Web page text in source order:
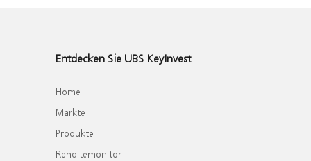
Entdecken Sie UBS KeyInvest
Home
Märkte
Produkte
Renditemonitor